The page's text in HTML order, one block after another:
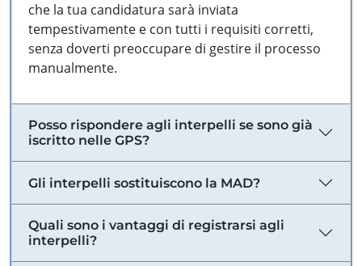
che la tua candidatura sarà inviata
tempestivamente e con tutti i requisiti corretti,
senza doverti preoccupare di gestire il processo
manualmente.
Posso rispondere agli interpelli se sono già
iscritto nelle GPS?
Gli interpelli sostituiscono la MAD?
Quali sono i vantaggi di registrarsi agli
interpelli?